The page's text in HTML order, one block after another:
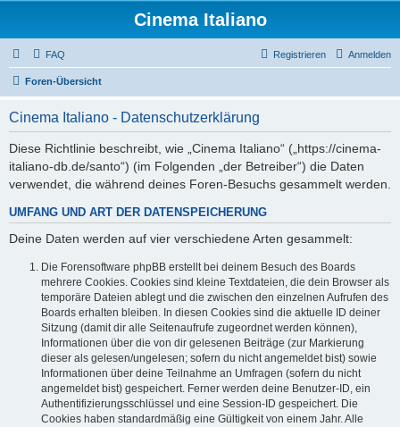
Cinema Italiano
FAQ Anmelden
Registrieren
Foren-Übersicht
Cinema Italiano - Datenschutzerklärung
Diese Richtlinie beschreibt, wie „Cinema Italiano“ („https://cinema-
italiano-db.de/santo“) (im Folgenden „der Betreiber“) die Daten
verwendet, die während deines Foren-Besuchs gesammelt werden.
UMFANG UND ART DER DATENSPEICHERUNG
Deine Daten werden auf vier verschiedene Arten gesammelt:
Die Forensoftware phpBB erstellt bei deinem Besuch des Boards
mehrere Cookies. Cookies sind kleine Textdateien, die dein Browser als
temporäre Dateien ablegt und die zwischen den einzelnen Aufrufen des
Boards erhalten bleiben. In diesen Cookies sind die aktuelle ID deiner
Sitzung (damit dir alle Seitenaufrufe zugeordnet werden können),
Informationen über die von dir gelesenen Beiträge (zur Markierung
dieser als gelesen/ungelesen; sofern du nicht angemeldet bist) sowie
Informationen über deine Teilnahme an Umfragen (sofern du nicht
angemeldet bist) gespeichert. Ferner werden deine Benutzer-ID, ein
Authentifizierungsschlüssel und eine Session-ID gespeichert. Die
Cookies haben standardmäßig eine Gültigkeit von einem Jahr. Alle